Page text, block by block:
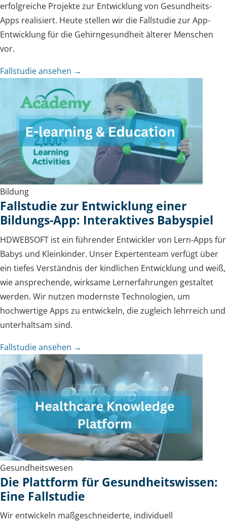
erfolgreiche Projekte zur Entwicklung von Gesundheits-
Apps realisiert. Heute stellen wir die Fallstudie zur App-
Entwicklung für die Gehirngesundheit älterer Menschen
vor.
Fallstudie ansehen →
Bildung
Fallstudie zur Entwicklung einer
Bildungs-App: Interaktives Babyspiel
HDWEBSOFT ist ein führender Entwickler von Lern-Apps für
Babys und Kleinkinder. Unser Expertenteam verfügt über
ein tiefes Verständnis der kindlichen Entwicklung und weiß,
wie ansprechende, wirksame Lernerfahrungen gestaltet
werden. Wir nutzen modernste Technologien, um
hochwertige Apps zu entwickeln, die zugleich lehrreich und
unterhaltsam sind.
Fallstudie ansehen →
Gesundheitswesen
Die Plattform für Gesundheitswissen:
Eine Fallstudie
Wir entwickeln maßgeschneiderte, individuell